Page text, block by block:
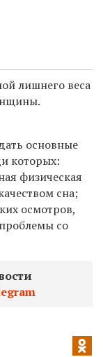
лишнего веса
основные
которых:
физическая
сна;
осмотров,
со